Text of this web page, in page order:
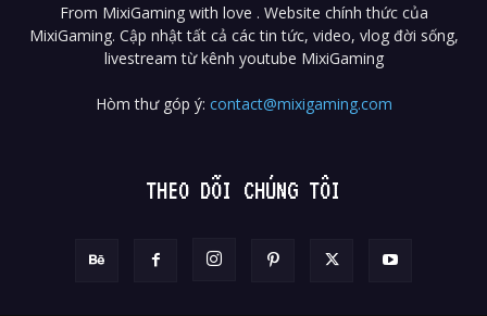
From MixiGaming with love . Website chính thức của
MixiGaming. Cập nhật tất cả các tin tức, video, vlog đời sống,
livestream từ kênh youtube MixiGaming
Hòm thư góp ý: contact@mixigaming.com
THEO DÕI CHÚNG TÔI